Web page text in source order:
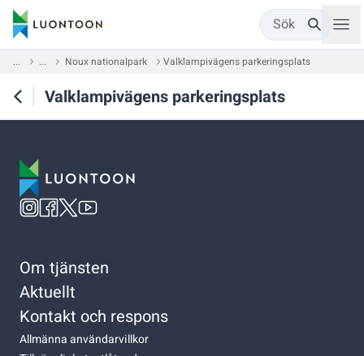
Sök
... ... Noux nationalpark Valklampivägens parkeringsplats
Valklampivägens parkeringsplats
Om tjänsten
Aktuellt
Kontakt och respons
Allmänna användarvillkor